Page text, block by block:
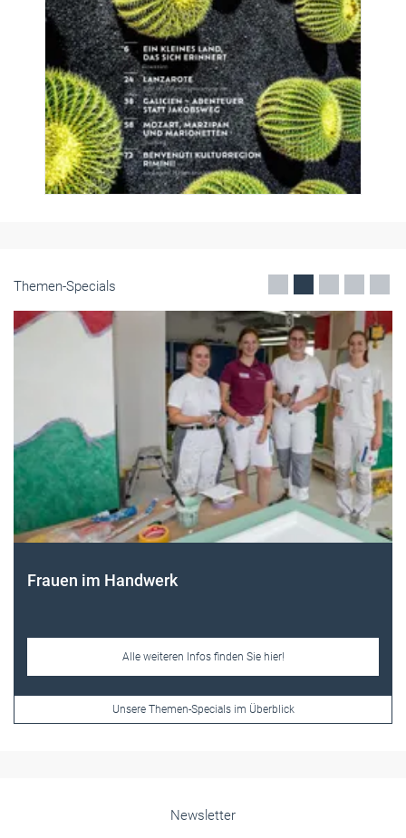
Themen-Specials
Frauen im Handwerk
Alle weiteren Infos finden Sie hier!
Unsere Themen-Specials im Überblick
Newsletter